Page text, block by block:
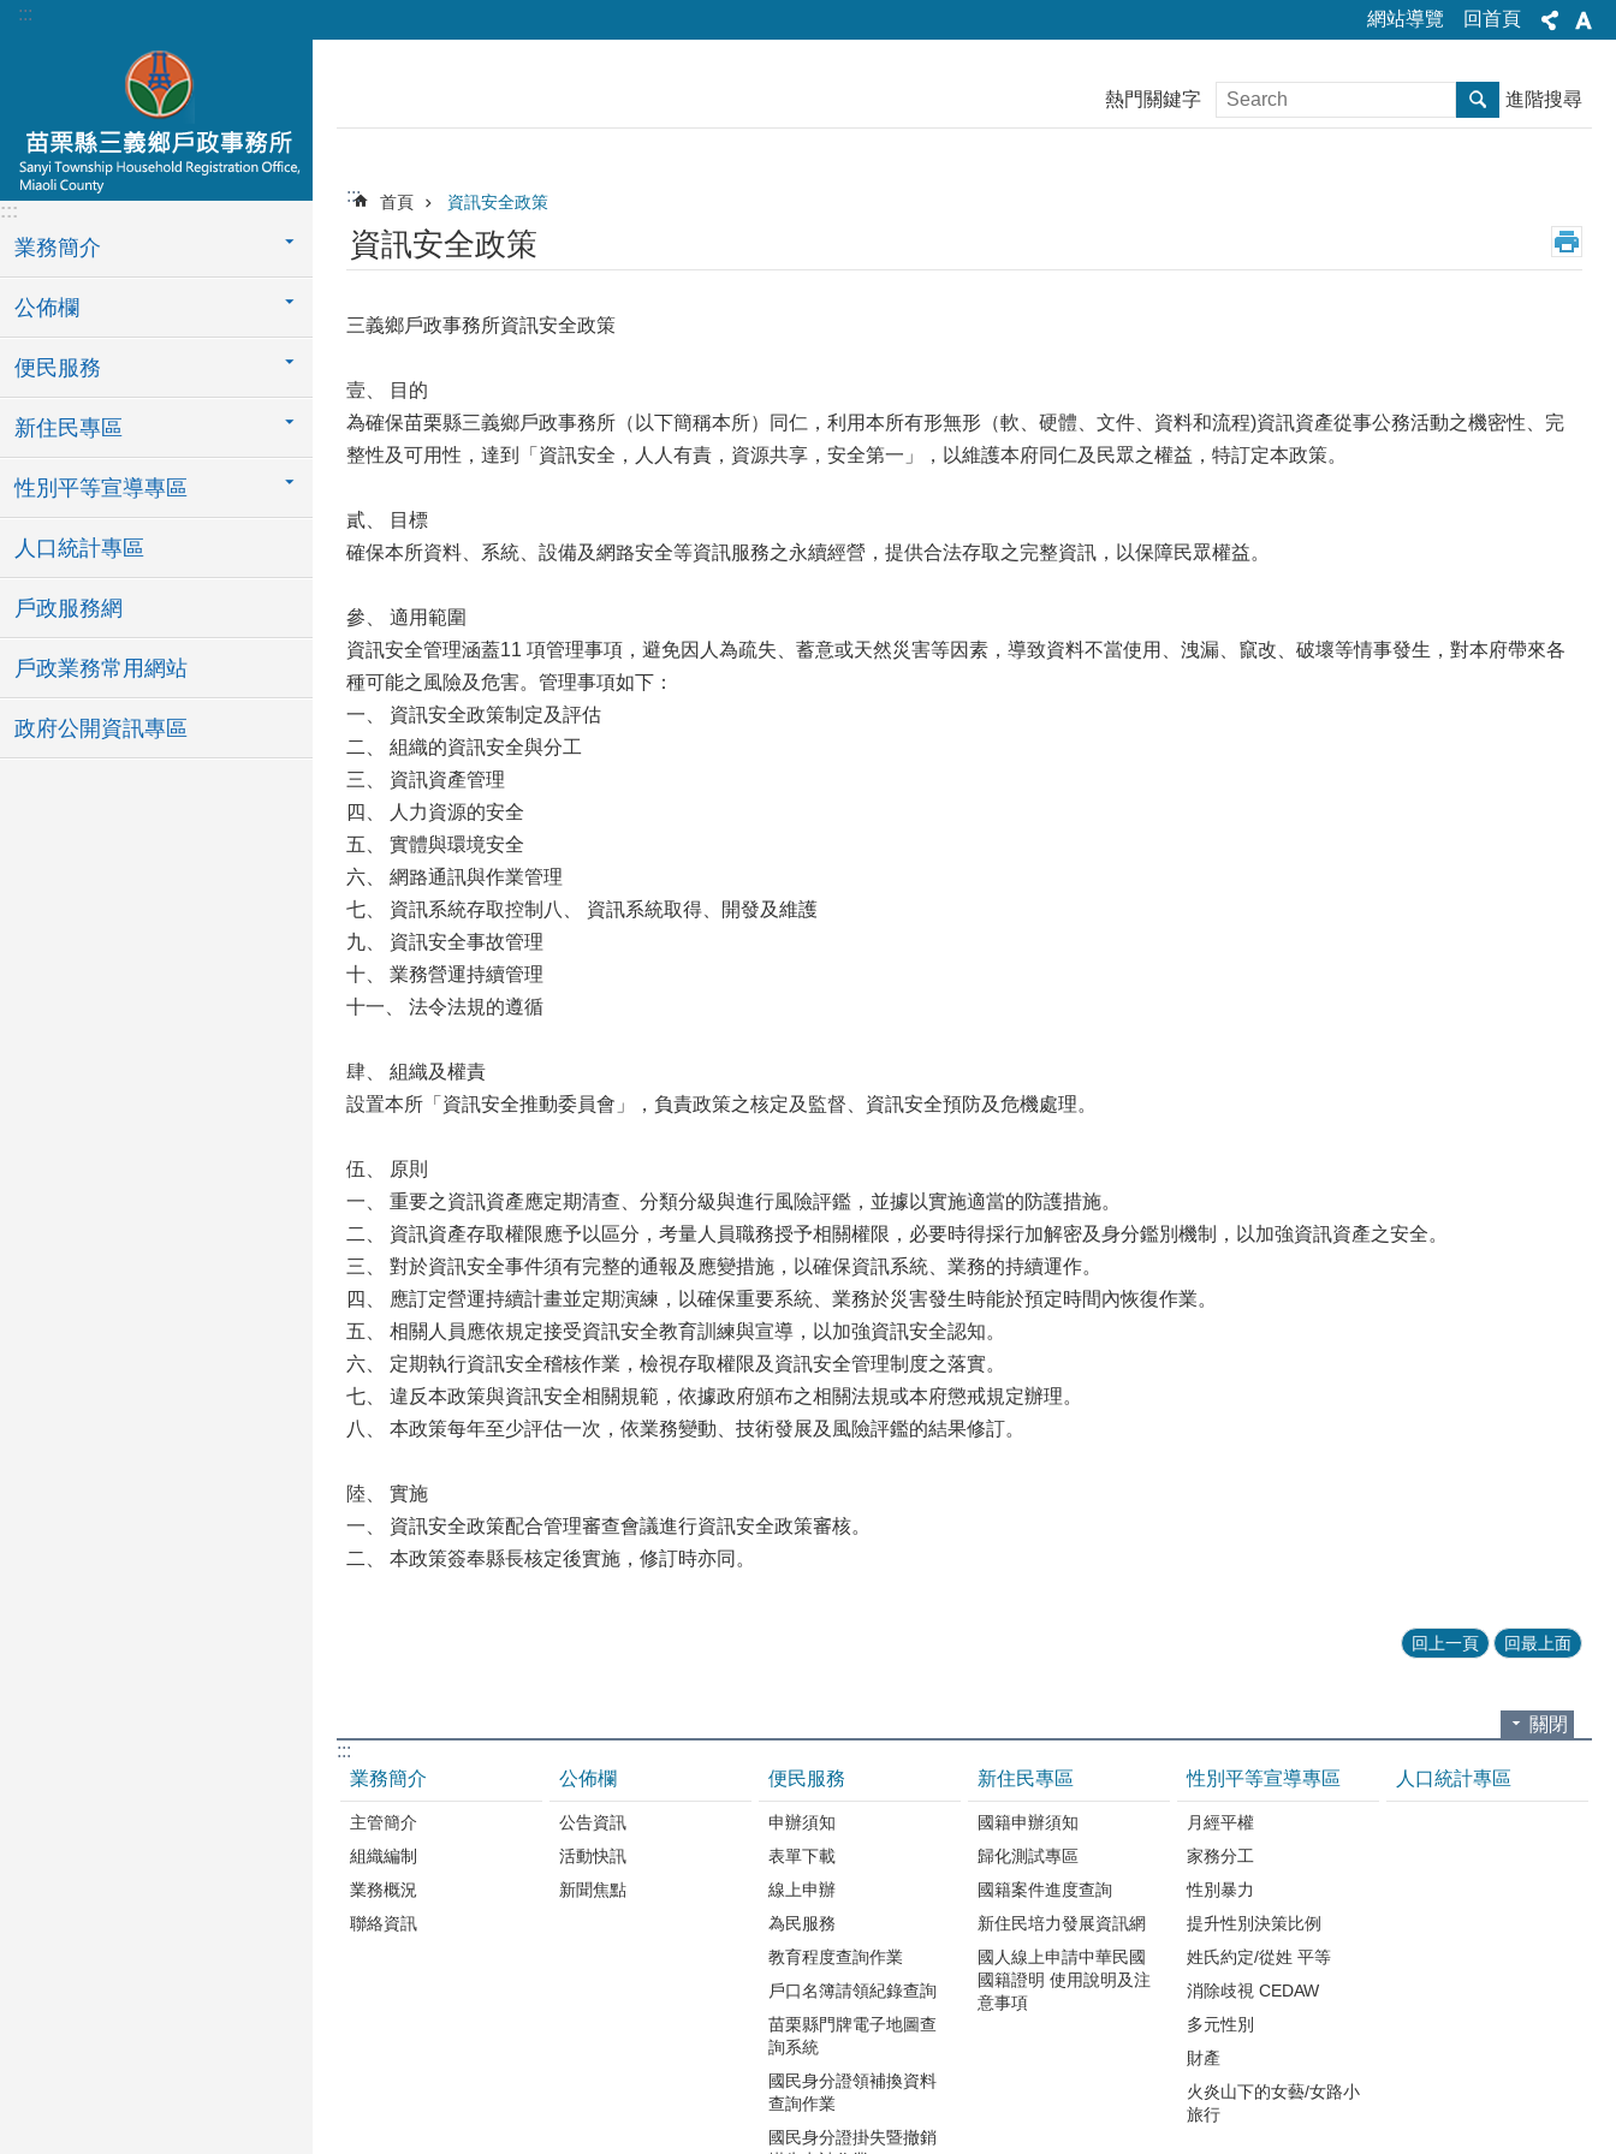
跳到主要內容區塊
::: 網站導覽 回首頁
:::
業務簡介
公佈欄
便民服務
新住民專區
性別平等宣導專區
人口統計專區
戶政服務網
戶政業務常用網站
政府公開資訊專區
熱門關鍵字 進階搜尋
::: 首頁 資訊安全政策
資訊安全政策
三義鄉戶政事務所資訊安全政策
壹、 目的
為確保苗栗縣三義鄉戶政事務所（以下簡稱本所）同仁，利用本所有形無形（軟、硬體、文件、資料和流程)資訊資產從事公務活動之機密性、完
整性及可用性，達到「資訊安全，人人有責，資源共享，安全第一」，以維護本府同仁及民眾之權益，特訂定本政策。
貳、 目標
確保本所資料、系統、設備及網路安全等資訊服務之永續經營，提供合法存取之完整資訊，以保障民眾權益。
參、 適用範圍
資訊安全管理涵蓋11 項管理事項，避免因人為疏失、蓄意或天然災害等因素，導致資料不當使用、洩漏、竄改、破壞等情事發生，對本府帶來各
種可能之風險及危害。管理事項如下：
一、 資訊安全政策制定及評估
二、 組織的資訊安全與分工
三、 資訊資產管理
四、 人力資源的安全
五、 實體與環境安全
六、 網路通訊與作業管理
七、 資訊系統存取控制八、 資訊系統取得、開發及維護
九、 資訊安全事故管理
十、 業務營運持續管理
十一、 法令法規的遵循
肆、 組織及權責
設置本所「資訊安全推動委員會」，負責政策之核定及監督、資訊安全預防及危機處理。
伍、 原則
一、 重要之資訊資產應定期清查、分類分級與進行風險評鑑，並據以實施適當的防護措施。
二、 資訊資產存取權限應予以區分，考量人員職務授予相關權限，必要時得採行加解密及身分鑑別機制，以加強資訊資產之安全。
三、 對於資訊安全事件須有完整的通報及應變措施，以確保資訊系統、業務的持續運作。
四、 應訂定營運持續計畫並定期演練，以確保重要系統、業務於災害發生時能於預定時間內恢復作業。
五、 相關人員應依規定接受資訊安全教育訓練與宣導，以加強資訊安全認知。
六、 定期執行資訊安全稽核作業，檢視存取權限及資訊安全管理制度之落實。
七、 違反本政策與資訊安全相關規範，依據政府頒布之相關法規或本府懲戒規定辦理。
八、 本政策每年至少評估一次，依業務變動、技術發展及風險評鑑的結果修訂。
陸、 實施
一、 資訊安全政策配合管理審查會議進行資訊安全政策審核。
二、 本政策簽奉縣長核定後實施，修訂時亦同。
回上一頁 回最上面
關閉
:::
業務簡介
主管簡介
組織編制
業務概況
聯絡資訊
公佈欄
公告資訊
活動快訊
新聞焦點
便民服務
申辦須知
表單下載
線上申辦
為民服務
教育程度查詢作業
戶口名簿請領紀錄查詢
苗栗縣門牌電子地圖查
詢系統
國民身分證領補換資料
查詢作業
國民身分證掛失暨撤銷
新住民專區
國籍申辦須知
歸化測試專區
國籍案件進度查詢
新住民培力發展資訊網
國人線上申請中華民國
國籍證明 使用說明及注
意事項
性別平等宣導專區
月經平權
家務分工
性別暴力
提升性別決策比例
姓氏約定/從姓 平等
消除歧視 CEDAW
多元性別
財產
火炎山下的女藝/女路小
旅行
人口統計專區